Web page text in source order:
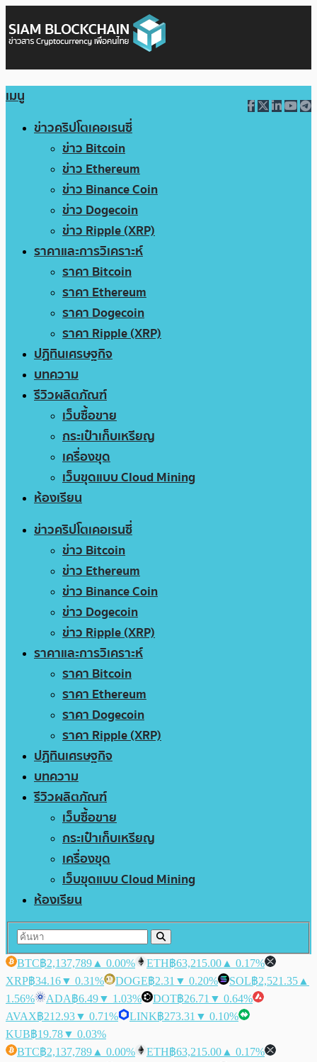
เมนู
ข่าวคริปโตเคอเรนซี่
ข่าว Bitcoin
ข่าว Ethereum
ข่าว Binance Coin
ข่าว Dogecoin
ข่าว Ripple (XRP)
ราคาและการวิเคราะห์
ราคา Bitcoin
ราคา Ethereum
ราคา Dogecoin
ราคา Ripple (XRP)
ปฏิทินเศรษฐกิจ
บทความ
รีวิวผลิตภัณฑ์
เว็บซื้อขาย
กระเป๋าเก็บเหรียญ
เครื่องขุด
เว็บขุดแบบ Cloud Mining
ห้องเรียน
ข่าวคริปโตเคอเรนซี่
ข่าว Bitcoin
ข่าว Ethereum
ข่าว Binance Coin
ข่าว Dogecoin
ข่าว Ripple (XRP)
ราคาและการวิเคราะห์
ราคา Bitcoin
ราคา Ethereum
ราคา Dogecoin
ราคา Ripple (XRP)
ปฏิทินเศรษฐกิจ
บทความ
รีวิวผลิตภัณฑ์
เว็บซื้อขาย
กระเป๋าเก็บเหรียญ
เครื่องขุด
เว็บขุดแบบ Cloud Mining
ห้องเรียน
BTC฿2,137,789 ▲ 0.00% ETH฿63,215.00 ▲ 0.17%
XRP฿34.16▼ 0.31% DOGE฿2.31 ▼ 0.20% SOL฿2,521.35 ▲
1.56%
ADA฿6.49▼ 1.03% DOT฿26.71 ▼ 0.64%
AVAX฿212.93▼ 0.71% LINK฿273.31 ▼ 0.10%
KUB฿19.78▼ 0.03%
BTC฿2,137,789 ▲ 0.00% ETH฿63,215.00 ▲ 0.17%